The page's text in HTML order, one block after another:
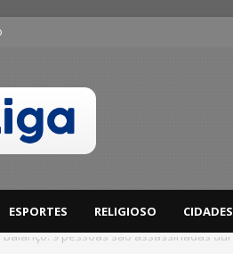
ESPORTES RELIGIOSO CIDADES